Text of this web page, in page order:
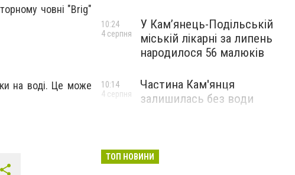
човні "Brig"
на воді. Це може
У Кам’янець-Подільській
міській лікарні за липень
народилося 56 малюків
10:24
4 серпня
Частина Кам'янця
залишилась без води
10:14
4 серпня
ТОП НОВИНИ